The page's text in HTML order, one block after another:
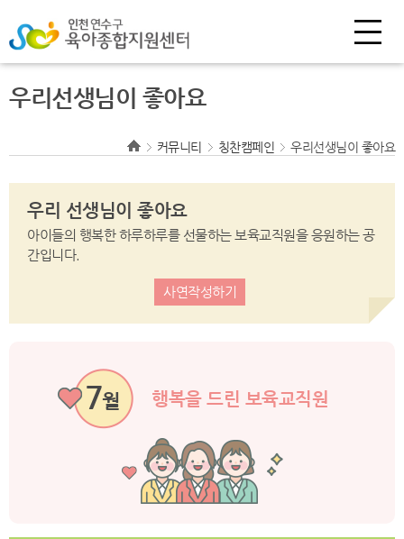
우리선생님이 좋아요
커뮤니티 칭찬캠페인 우리선생님이 좋아요
우리 선생님이 좋아요
아이들의 행복한 하루하루를 선물하는 보육교직원을 응원하는 공
간입니다.
사연작성하기
7월 행복을 드린 보육교직원